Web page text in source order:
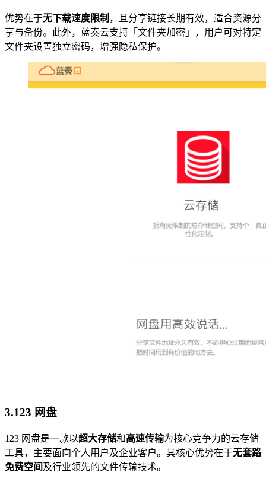
优势在于无下载速度限制 ，且分享链接长期有效，适合资源分
享与备份。此外，蓝奏云支持「文件夹加密」，用户可对特定
文件夹设置独立密码，增强隐私保护。
3.123 网盘
123 网盘是一款以超大存储和高速传输为核心竞争力的云存储
工具，主要面向个人用户及企业客户。其核心优势在于无套路
免费空间 及行业领先的文件传输技术。